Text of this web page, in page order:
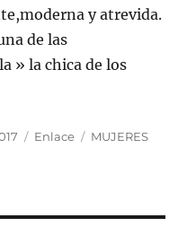
y atrevida.
de las
» la chica de los
Formato
Enlace Categorías
MUJERES